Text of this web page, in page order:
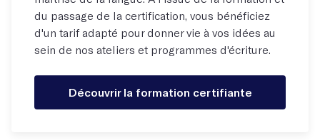
du passage de la certification, vous bénéficiez
d'un tarif adapté pour donner vie à vos idées au
sein de nos ateliers et programmes d'écriture.
Découvrir la formation certifiante